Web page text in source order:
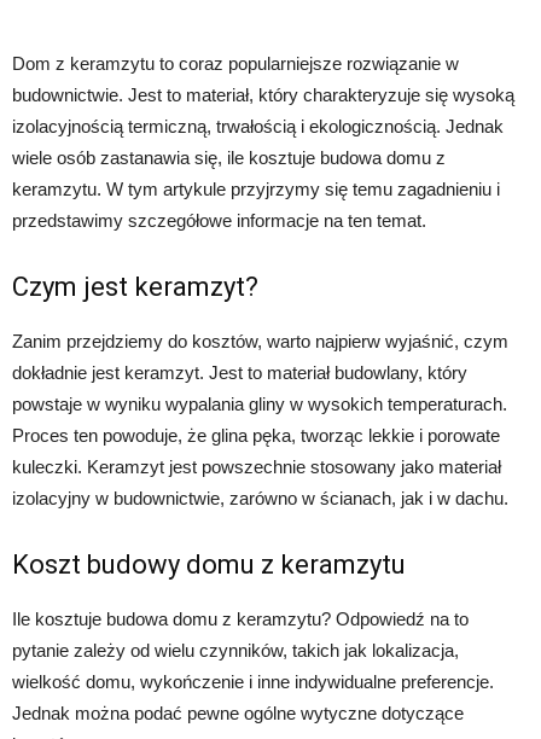
Dom z keramzytu to coraz popularniejsze rozwiązanie w
budownictwie. Jest to materiał, który charakteryzuje się wysoką
izolacyjnością termiczną, trwałością i ekologicznością. Jednak
wiele osób zastanawia się, ile kosztuje budowa domu z
keramzytu. W tym artykule przyjrzymy się temu zagadnieniu i
przedstawimy szczegółowe informacje na ten temat.
Czym jest keramzyt?
Zanim przejdziemy do kosztów, warto najpierw wyjaśnić, czym
dokładnie jest keramzyt. Jest to materiał budowlany, który
powstaje w wyniku wypalania gliny w wysokich temperaturach.
Proces ten powoduje, że glina pęka, tworząc lekkie i porowate
kuleczki. Keramzyt jest powszechnie stosowany jako materiał
izolacyjny w budownictwie, zarówno w ścianach, jak i w dachu.
Koszt budowy domu z keramzytu
Ile kosztuje budowa domu z keramzytu? Odpowiedź na to
pytanie zależy od wielu czynników, takich jak lokalizacja,
wielkość domu, wykończenie i inne indywidualne preferencje.
Jednak można podać pewne ogólne wytyczne dotyczące